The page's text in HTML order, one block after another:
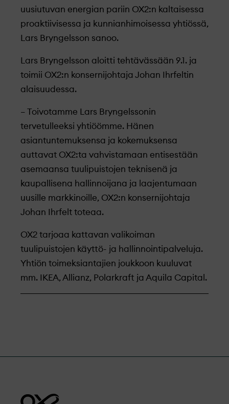
uusiutuvan energian pariin OX2:n kaltaisessa
proaktiivisessa ja kunnianhimoisessa yhtiössä,
Lars Bryngelsson sanoo.
Lars Bryngelsson aloitti tehtävässään 9.1. ja
toimii OX2:n konsernijohtaja Johan Ihrfeltin
alaisuudessa.
– Toivotamme Lars Bryngelssonin
tervetulleeksi yhtiöömme. Hänen
asiantuntemuksensa ja kokemuksensa
auttavat OX2:ta vahvistamaan entisestään
asemaansa tuulipuistojen teknisenä ja
kaupallisena hallinnoijana ja laajentumaan
uusille markkinoille, OX2:n konsernijohtaja
Johan Ihrfelt toteaa.
OX2 tarjoaa kattavan valikoiman
tuulipuistojen käyttö- ja hallinnointipalveluja.
Yhtiön toimeksiantajien joukkoon kuuluvat
mm. IKEA, Allianz, Polarkraft ja Aquila Capital.